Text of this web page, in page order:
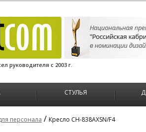
руководителя с 2003 г.
СТУЛЬЯ
персонала / Кресло CH-838AXSN/F4